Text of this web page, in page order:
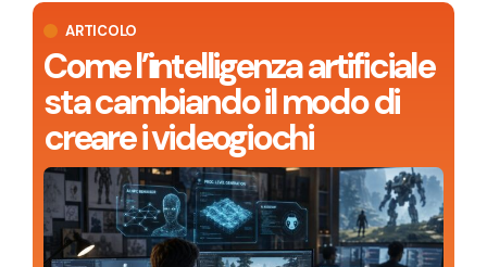
ARTICOLO
Come l’intelligenza artificiale
sta cambiando il modo di
creare i videogiochi